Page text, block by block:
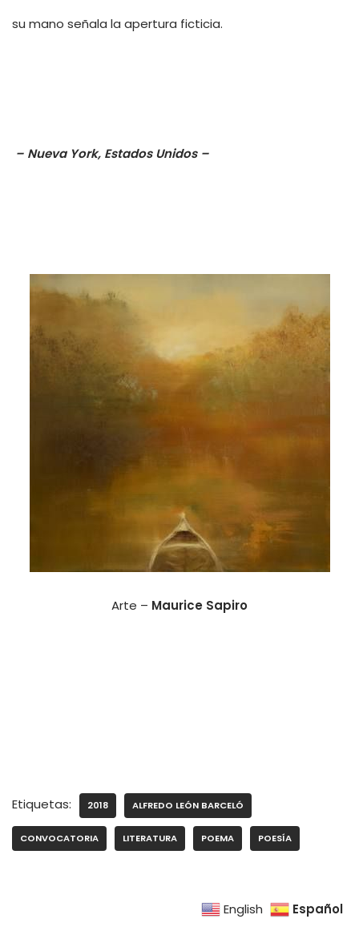
su mano señala la apertura ficticia.
– Nueva York, Estados Unidos –
Arte – Maurice Sapiro
Etiquetas: 2018 ALFREDO LEÓN BARCELÓ
CONVOCATORIA LITERATURA POEMA POESÍA
English Español